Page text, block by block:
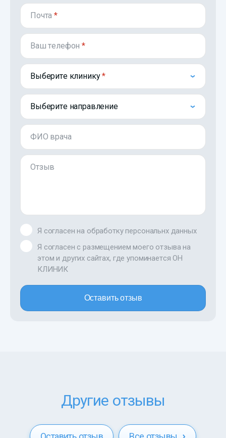
Почта*
Ваш телефон*
Выберите клинику
Выберите направление
ФИО врача
Отзыв
Я согласен на обработку персональнх данных
Я согласен с размещением моего отзыва на
этом и других сайтах, где упоминается ОН
КЛИНИК
Оставить отзыв
Другие отзывы